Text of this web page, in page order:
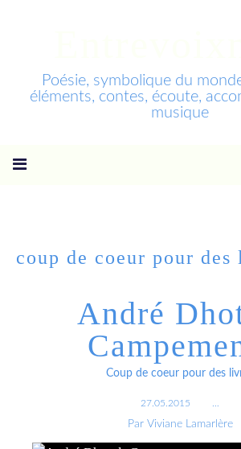
Poésie, symbolique du
éléments, contes, écoute,
musique
coup de coeur pour des
André
Coup de coeur pour des
27.05.2015
Par Viviane Lamarlère